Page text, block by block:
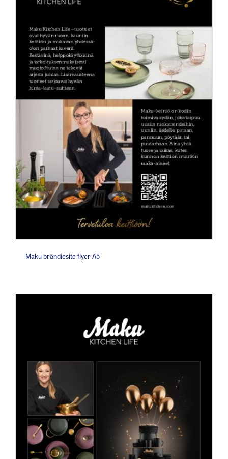
Maku brändiesite flyer A5